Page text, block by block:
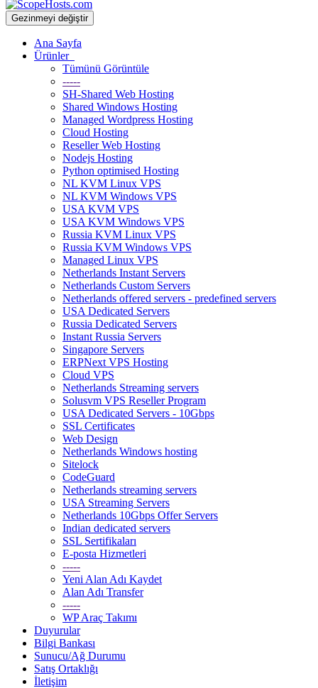
Gezinmeyi değiştir
Ana Sayfa
Ürünler
Tümünü Görüntüle
-----
SH-Shared Web Hosting
Shared Windows Hosting
Managed Wordpress Hosting
Cloud Hosting
Reseller Web Hosting
Nodejs Hosting
Python optimised Hosting
NL KVM Linux VPS
NL KVM Windows VPS
USA KVM VPS
USA KVM Windows VPS
Russia KVM Linux VPS
Russia KVM Windows VPS
Managed Linux VPS
Netherlands Instant Servers
Netherlands Custom Servers
Netherlands offered servers - predefined servers
USA Dedicated Servers
Russia Dedicated Servers
Instant Russia Servers
Singapore Servers
ERPNext VPS Hosting
Cloud VPS
Netherlands Streaming servers
Solusvm VPS Reseller Program
USA Dedicated Servers - 10Gbps
SSL Certificates
Web Design
Netherlands Windows hosting
Sitelock
CodeGuard
Netherlands streaming servers
USA Streaming Servers
Netherlands 10Gbps Offer Servers
Indian dedicated servers
SSL Sertifikaları
E-posta Hizmetleri
-----
Yeni Alan Adı Kaydet
Alan Adı Transfer
-----
WP Araç Takımı
Duyurular
Bilgi Bankası
Sunucu/Ağ Durumu
Satış Ortaklığı
İletişim